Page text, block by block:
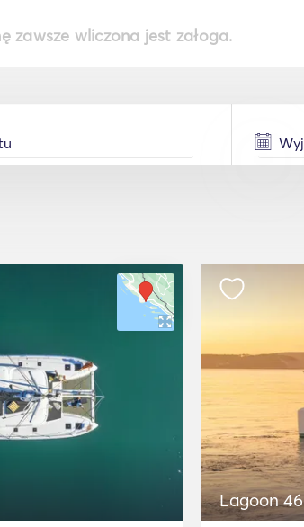
zawsze wliczona jest załoga.
Lagoon 46